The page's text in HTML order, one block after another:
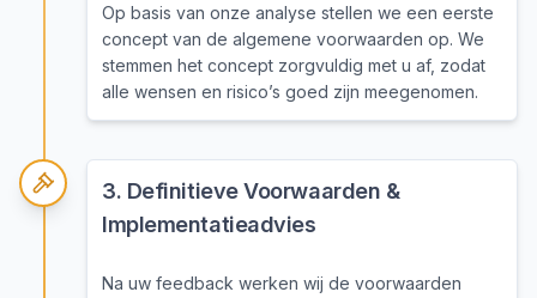
Op basis van onze analyse stellen we een eerste
concept van de algemene voorwaarden op. We
stemmen het concept zorgvuldig met u af, zodat
alle wensen en risico’s goed zijn meegenomen.
3. Definitieve Voorwaarden &
Implementatieadvies
Na uw feedback werken wij de voorwaarden